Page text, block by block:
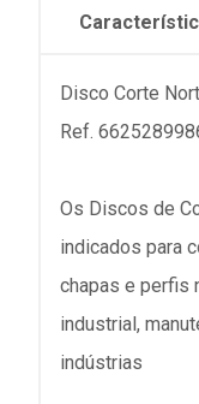
Disco Corte
Ref.
Os Discos de
indicados para
chapas e perfis
industrial,
indústrias